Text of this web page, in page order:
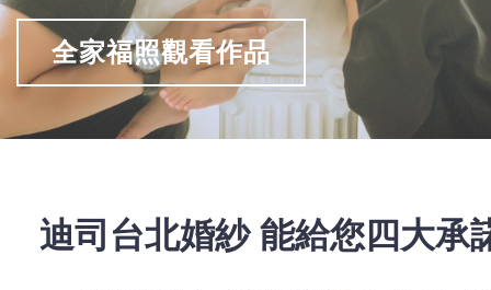
全家福照觀看作品
迪司台北婚紗 能給您四大承